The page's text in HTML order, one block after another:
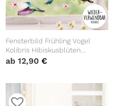
Fensterbild Frühling Vogel
Kolibris Hibiskusblüten
Vogelset wiederverwendbare
ab12,90€